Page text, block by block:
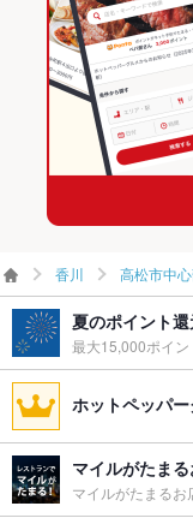
鍛冶屋町の焼肉・ホル
香川 高松市中
夏のポイント
最大15,000ポイン
ホットペッパ
マイルがたまる
マイルがたまるお